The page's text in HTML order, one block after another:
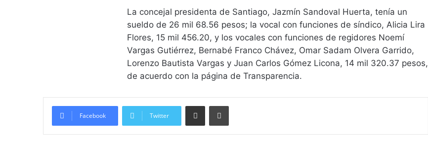
La concejal presidenta de Santiago, Jazmín Sandoval Huerta, tenía un
sueldo de 26 mil 68.56 pesos; la vocal con funciones de síndico, Alicia Lira
Flores, 15 mil 456.20, y los vocales con funciones de regidores Noemí
Vargas Gutiérrez, Bernabé Franco Chávez, Omar Sadam Olvera Garrido,
Lorenzo Bautista Vargas y Juan Carlos Gómez Licona, 14 mil 320.37 pesos,
de acuerdo con la página de Transparencia.
Facebook Twitter
Compartir vía email Imprimir